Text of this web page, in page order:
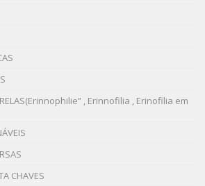
, Erinnofilia , Erinofilia em
CHAVES